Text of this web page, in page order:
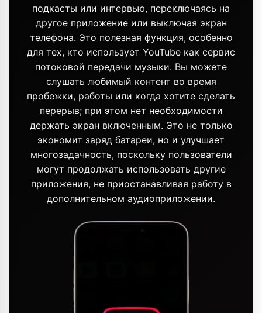
подкасты или интервью, переключаясь на
другое приложение или выключая экран
телефона. Это полезная функция, особенно
для тех, кто использует YouTube как сервис
потоковой передачи музыки. Вы можете
слушать любимый контент во время
пробежки, работы или когда хотите сделать
перерыв; при этом нет необходимости
держать экран включенным. Это не только
экономит заряд батареи, но и улучшает
многозадачность, поскольку пользователи
могут продолжать использовать другие
приложения, не приостанавливая работу в
дополнительном аудиоприложении.